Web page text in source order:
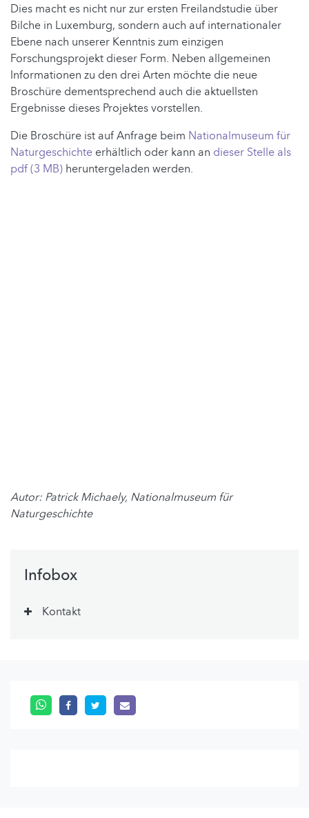
Dies macht es nicht nur zur ersten Freilandstudie über
Bilche in Luxemburg, sondern auch auf internationaler
Ebene nach unserer Kenntnis zum einzigen
Forschungsprojekt dieser Form. Neben allgemeinen
Informationen zu den drei Arten möchte die neue
Broschüre dementsprechend auch die aktuellsten
Ergebnisse dieses Projektes vorstellen.
Die Broschüre ist auf Anfrage beim Nationalmuseum für
Naturgeschichte erhältlich oder kann an dieser Stelle als
pdf (3 MB) heruntergeladen werden.
Autor: Patrick Michaely, Nationalmuseum für
Naturgeschichte
Infobox
Kontakt